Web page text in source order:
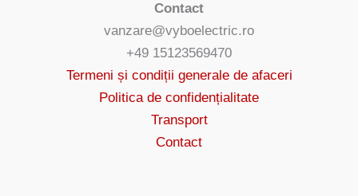
Contact
vanzare@vyboelectric.ro
+49 15123569470
Termeni și condiții generale de afaceri
Politica de confidențialitate
Transport
Contact